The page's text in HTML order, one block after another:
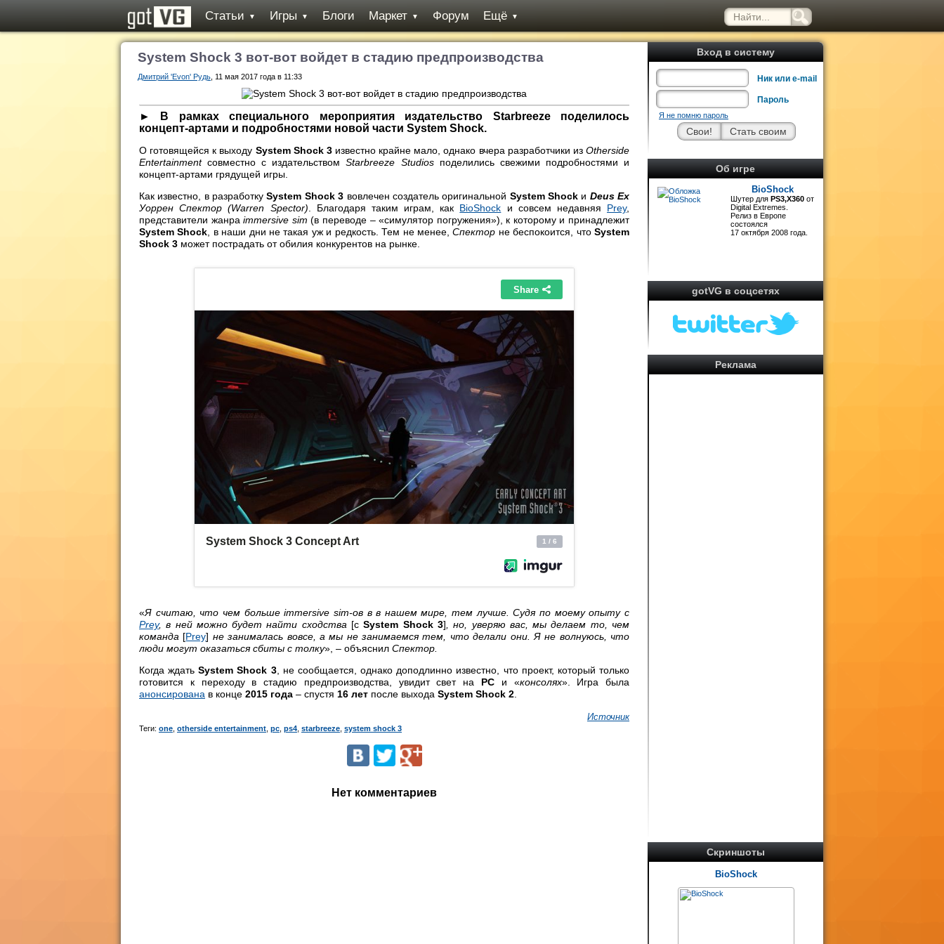
Статьи ▼ Игры ▼ Блоги Маркет ▼ Форум Ещё ▼
Вход в систему
Ник или e-mail
Пароль
Я не помню пароль
Об игре
BioShock
Шутер для PS3,X360 от
Digital Extremes.
Релиз в Европе
состоялся
17 октября 2008 года.
gotVG в соцсетях
Реклама
Скриншоты
BioShock
System Shock 3 вот-вот войдет в стадию предпроизводства
Дмитрий 'Evon' Рудь , 11 мая 2017 года в 11:33
► В рамках специального мероприятия издательство Starbreeze поделилось
концепт-артами и подробностями новой части System Shock.
О готовящейся к выходу System Shock 3известно крайне мало, однако вчера разработчики изOtherside
Entertainmentсовместно с издательством Starbreeze Studiosподелились свежими подробностями и
концепт-артами грядущей игры.
Как известно, в разработкуSystem Shock 3 вовлечен создатель оригинальной System Shock и Deus Ex
Уоррен Спектор (Warren Spector) . Благодаря таким играм, как BioShock и совсем недавняя Prey,
представители жанраimmersive sim (в переводе – «симулятор погружения»), к которому и принадлежит
System Shock , в наши дни не такая уж и редкость. Тем не менее,Спектор не беспокоится, чтоSystem
Shock 3 может пострадать от обилия конкурентов на рынке.
«Я считаю, что чем больше immersive sim-ов в в нашем мире, тем лучше. Судя по моему опыту с
Prey, в ней можно будет найти сходства [сSystem Shock 3] , но, уверяю вас, мы делаем то, чем
команда [Prey] не занималась вовсе, а мы не занимаемся тем, что делали они. Я не волнуюсь, что
люди могут оказаться сбиты с толку», – объяснил Спектор.
Когда ждать System Shock 3, не сообщается, однако доподлинно известно, что проект, который только
готовится к переходу в стадию предпроизводства, увидит свет на PC и «консолях». Игра была
анонсирована в конце 2015 года – спустя 16 лет после выхода System Shock 2.
Источник
Теги: one otherside entertainment pc ps4 starbreeze system shock 3
Нет комментариев